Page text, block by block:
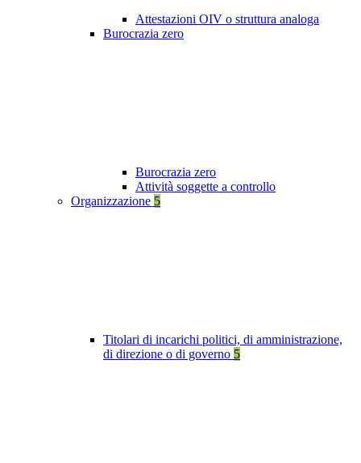
Attestazioni OIV o struttura analoga
Burocrazia zero
Burocrazia zero
Attività soggette a controllo
Organizzazione 5
Titolari di incarichi politici, di amministrazione,
di direzione o di governo 5